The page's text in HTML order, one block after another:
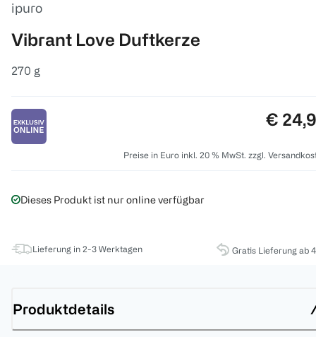
ipuro
Vibrant Love Duftkerze
270 g
Preis:
€
Preise in Euro inkl. 20 % MwSt. zzgl.
Dieses Produkt ist nur online verfügbar
Lieferung in 2-3 Werktagen Gratis Lieferung ab
Produktdetails